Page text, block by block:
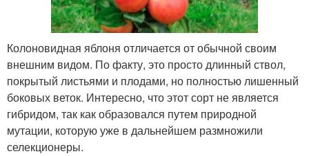
Колоновидная яблоня отличается от обычной своим
внешним видом. По факту, это просто длинный ствол,
покрытый листьями и плодами, но полностью лишенный
боковых веток. Интересно, что этот сорт не является
гибридом, так как образовался путем природной
мутации, которую уже в дальнейшем размножили
селекционеры.